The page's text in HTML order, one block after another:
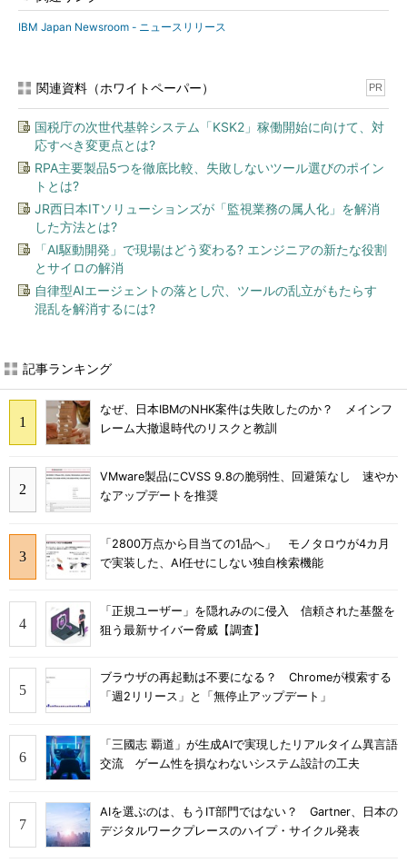
IBM Japan Newsroom - ニュースリリース
関連資料（ホワイトペーパー） PR
国税庁の次世代基幹システム「KSK2」稼働開始に向けて、対
応すべき変更点とは?
RPA主要製品5つを徹底比較、失敗しないツール選びのポイン
トとは?
JR西日本ITソリューションズが「監視業務の属人化」を解消
した方法とは?
「AI駆動開発」で現場はどう変わる? エンジニアの新たな役割
とサイロの解消
自律型AIエージェントの落とし穴、ツールの乱立がもたらす
混乱を解消するには?
記事ランキング
なぜ、日本IBMのNHK案件は失敗したのか？ メインフ
レーム大撤退時代のリスクと教訓
VMware製品にCVSS 9.8の脆弱性、回避策なし 速やか
なアップデートを推奨
「2800万点から目当ての1品へ」 モノタロウが4カ月
で実装した、AI任せにしない独自検索機能
「正規ユーザー」を隠れみのに侵入 信頼された基盤を
狙う最新サイバー脅威【調査】
ブラウザの再起動は不要になる？ Chromeが模索する
「週2リリース」と「無停止アップデート」
「三國志 覇道」が生成AIで実現したリアルタイム異言語
交流 ゲーム性を損なわないシステム設計の工夫
AIを選ぶのは、もうIT部門ではない？ Gartner、日本の
デジタルワークプレースのハイプ・サイクル発表